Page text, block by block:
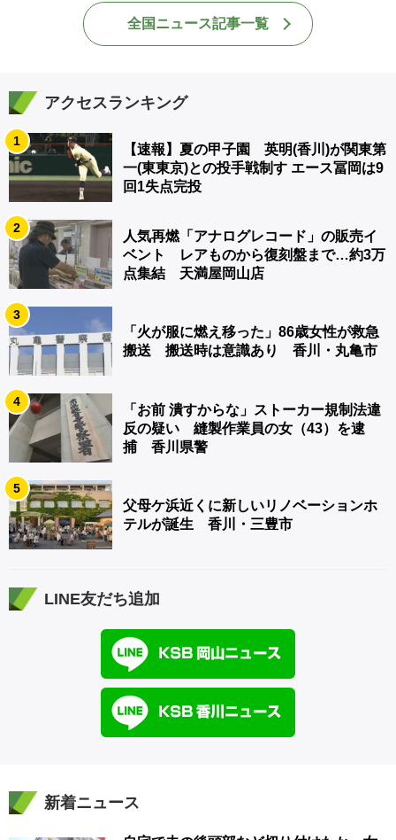
全国ニュース記事一覧
アクセスランキング
1
【速報】夏の甲子園 英明(香川)が関東第
一(東東京)との投手戦制す エース冨岡は9
回1失点完投
2
人気再燃「アナログレコード」の販売イ
ベント レアものから復刻盤まで…約3万
点集結 天満屋岡山店
3
「火が服に燃え移った」86歳女性が救急
搬送 搬送時は意識あり 香川・丸亀市
4
「お前 潰すからな」ストーカー規制法違
反の疑い 縫製作業員の女（43）を逮
捕 香川県警
5
父母ケ浜近くに新しいリノベーションホ
テルが誕生 香川・三豊市
LINE友だち追加
新着ニュース